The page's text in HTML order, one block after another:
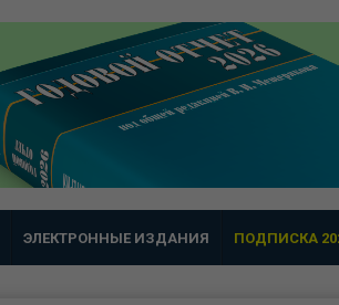
ЭЛЕКТРОННЫЕ ИЗДАНИЯ ПОДПИСКА